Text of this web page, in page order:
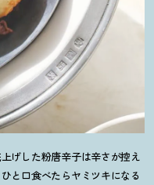
げした粉唐辛子は辛さが控え
と口食べたらヤミツキになる